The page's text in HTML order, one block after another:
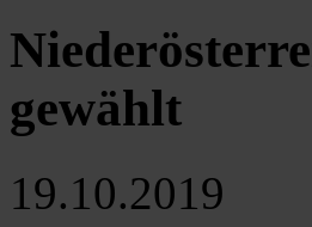
gewählt
19.10.2019